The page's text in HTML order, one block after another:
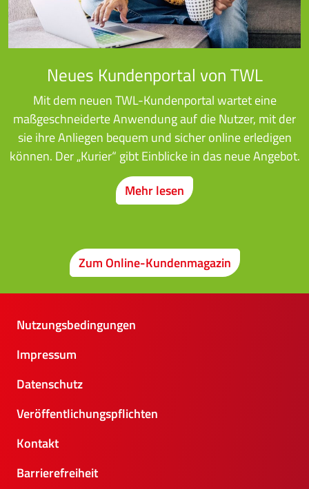
Neues Kundenportal von TWL
Mit dem neuen TWL-Kundenportal wartet eine
maßgeschneiderte Anwendung auf die Nutzer, mit der
sie ihre Anliegen bequem und sicher online erledigen
können. Der „Kurier“ gibt Einblicke in das neue Angebot.
Mehr lesen
Zum Online-Kundenmagazin
Nutzungsbedingungen
Impressum
Datenschutz
Veröffentlichungspflichten
Kontakt
Barrierefreiheit